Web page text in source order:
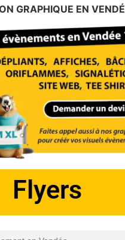
GRAPHIQUE EN
Affiches